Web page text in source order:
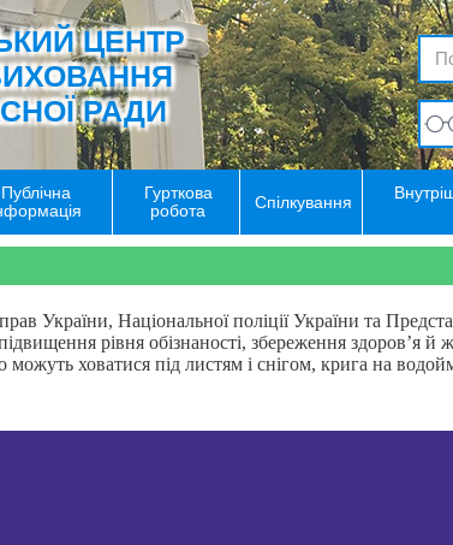
ЦЕНТР
РАДИ
Публічна
Гурткова
робота
Спілкування
України, Національної поліції України та
рівня обізнаності, збереження здоровʼя й
ховатися під листям і снігом, крига на